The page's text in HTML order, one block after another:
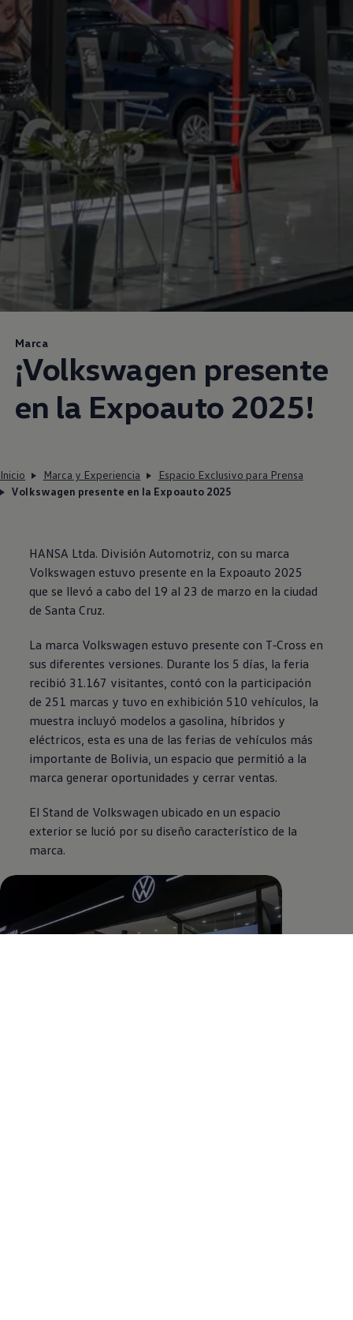
Marca
¡Volkswagen presente
en la Expoauto 2025!
Inicio Marca y Experiencia
Espacio Exclusivo para Prensa
Volkswagen presente en la Expoauto 2025
HANSA Ltda. División Automotriz, con su marca
Volkswagen estuvo presente en la Expoauto 2025
que se llevó a cabo del 19 al 23 de marzo en la ciudad
de Santa Cruz.
La marca Volkswagen estuvo presente con T‑Cross en
sus diferentes versiones. Durante los 5 días, la feria
recibió 31.167 visitantes, contó con la participación
de 251 marcas y tuvo en exhibición 510 vehículos, la
muestra incluyó modelos a gasolina, híbridos y
eléctricos, esta es una de las ferias de vehículos más
importante de Bolivia, un espacio que permitió a la
marca generar oportunidades y cerrar ventas.
El Stand de Volkswagen ubicado en un espacio
exterior se lució por su diseño característico de la
marca.